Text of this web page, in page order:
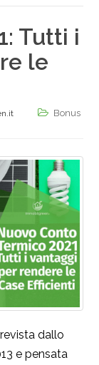
Tutti i
le
Bonus
dallo
e pensata